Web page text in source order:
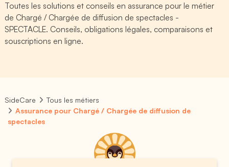
Toutes les solutions et conseils en assurance pour le métier
de Chargé / Chargée de diffusion de spectacles -
SPECTACLE. Conseils, obligations légales, comparaisons et
souscriptions en ligne.
SideCare
Tous les métiers
Assurance pour Chargé / Chargée de diffusion de
spectacles